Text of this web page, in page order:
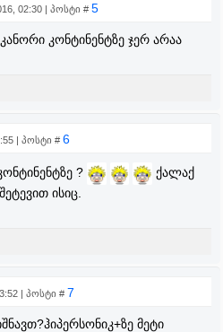
02:30 | პოსტი # 5
კონტინენტზე ჯერ არაა
| პოსტი # 6
?
ქალაქ
ისიც.
| პოსტი # 7
მეტი